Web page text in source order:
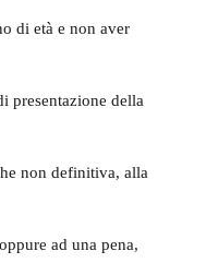
di età e non aver
presentazione della
non definitiva, alla
ad una pena,